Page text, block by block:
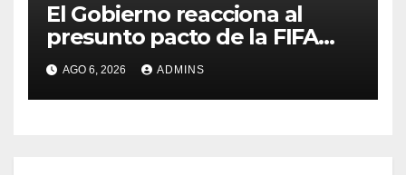
El Gobierno reacciona al
presunto pacto de la FIFA
con Marruecos para acoger
la final del Mundial 2030:
«Tiene que ser en España»
AGO 6, 2026 ADMINS